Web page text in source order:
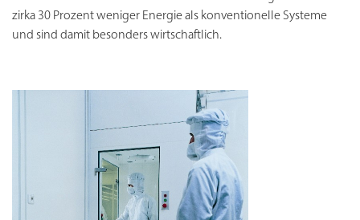
zirka 30 Prozent weniger Energie als konventionelle Systeme
und sind damit besonders wirtschaftlich.